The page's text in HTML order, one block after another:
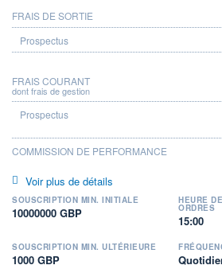
FRAIS DE SORTIE
FRAIS COURANT
dont frais de gestion
COMMISSION DE PERFORMANCE
Voir plus de détails
SOUSCRIPTION MIN. INITIALE
10000000 GBP
HEURE
ORDRES
15:00
SOUSCRIPTION MIN. ULTÉRIEURE
1000 GBP